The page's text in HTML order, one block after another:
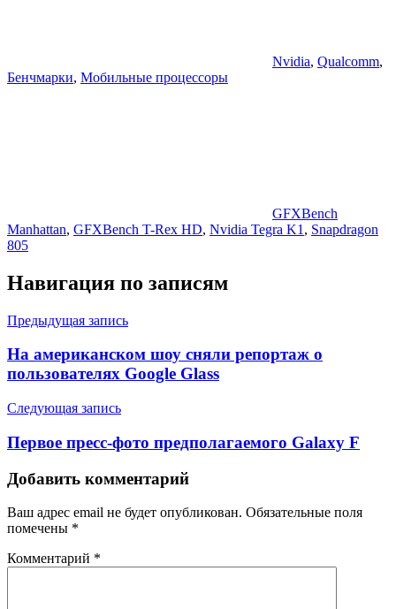
Nvidia, Qualcomm,
Бенчмарки, Мобильные процессоры
GFXBench
Manhattan, GFXBench T-Rex HD, Nvidia Tegra K1 , Snapdragon
805
Навигация по записям
Предыдущая запись
На американском шоу сняли репортаж о
пользователях Google Glass
Следующая запись
Первое пресс-фото предполагаемого Galaxy F
Добавить комментарий
Ваш адрес email не будет опубликован. Обязательные поля
помечены *
Комментарий *